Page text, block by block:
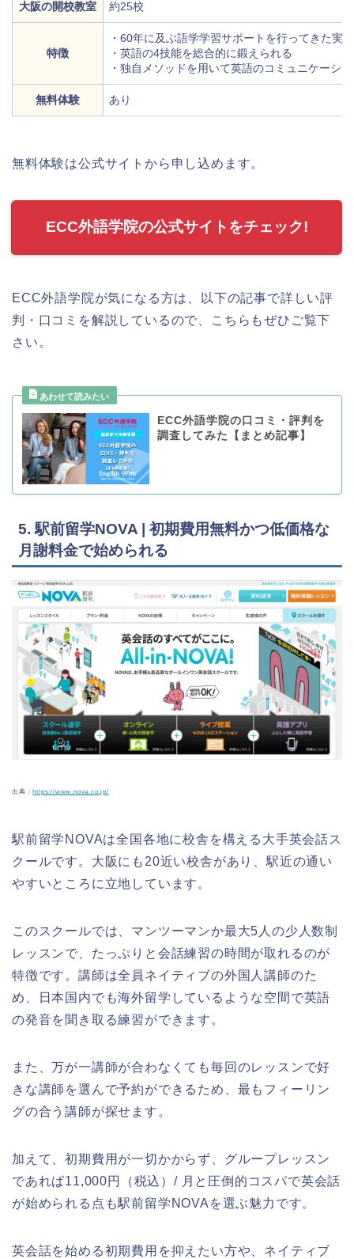
大阪の開校教室 約25校
特徴
・60年に及ぶ語学学習サポートを行ってきた実
・英語の4技能を総合的に鍛えられる
・独自メソッドを用いて英語のコミュニケーシ
無料体験 あり
無料体験は公式サイトから申し込めます。
ECC外語学院の公式サイトをチェック!
ECC外語学院が気になる方は、以下の記事で詳しい評
判・口コミを解説しているので、こちらもぜひご覧下
さい。
ECC外語学院の口コミ・評判を
調査してみた【まとめ記事】
5. 駅前留学NOVA | 初期費用無料かつ低価格な
月謝料金で始められる
出典： https://www.nova.co.jp/
駅前留学NOVAは全国各地に校舎を構える大手英会話ス
クールです。大阪にも20近い校舎があり、駅近の通い
やすいところに立地しています。
このスクールでは、マンツーマンか最大5人の少人数制
レッスンで、たっぷりと会話練習の時間が取れるのが
特徴です。講師は全員ネイティブの外国人講師のた
め、日本国内でも海外留学しているような空間で英語
の発音を聞き取る練習ができます。
また、万が一講師が合わなくても毎回のレッスンで好
きな講師を選んで予約ができるため、最もフィーリン
グの合う講師が探せます。
加えて、初期費用が一切かからず、グループレッスン
であれば11,000円（税込）/ 月と圧倒的コスパで英会話
が始められる点も駅前留学NOVAを選ぶ魅力です。
英会話を始める初期費用を抑えたい方や、ネイティブ